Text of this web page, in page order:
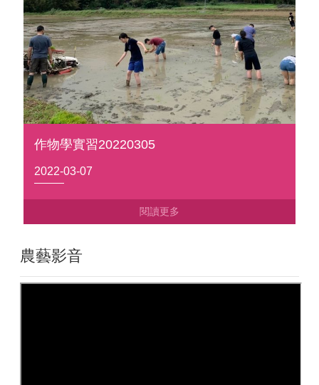
作物學實習20220305
2022-03-07
農藝影音